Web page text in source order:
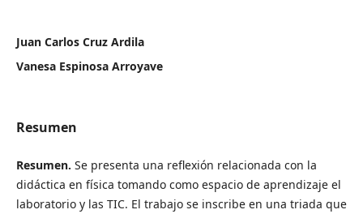
Juan Carlos Cruz Ardila
Vanesa Espinosa Arroyave
Resumen
Resumen. Se presenta una reflexión relacionada con la
didáctica en física tomando como espacio de aprendizaje el
laboratorio y las TIC. El trabajo se inscribe en una triada que